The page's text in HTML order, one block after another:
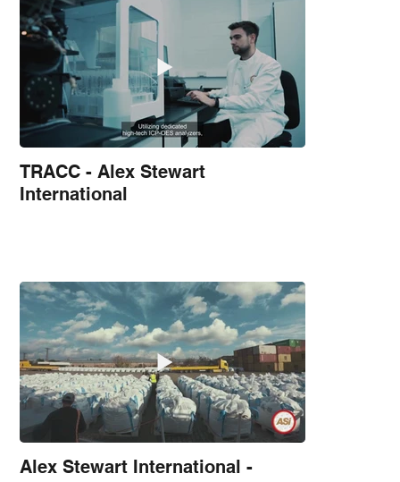
TRACC - Alex Stewart
International
Alex Stewart International -